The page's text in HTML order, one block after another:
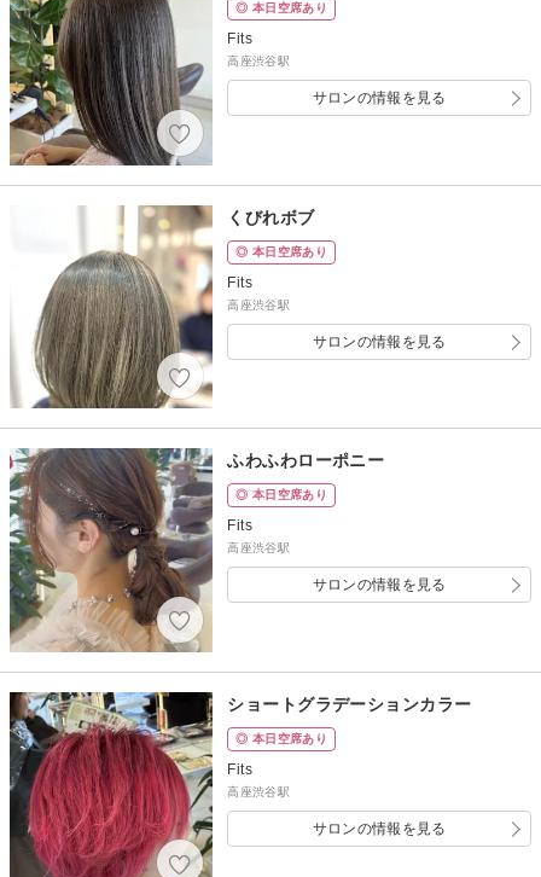
◎ 本日空席あり
Fits
高座渋谷駅
サロンの情報を見る
くびれボブ
◎ 本日空席あり
Fits
高座渋谷駅
サロンの情報を見る
ふわふわローポニー
◎ 本日空席あり
Fits
高座渋谷駅
サロンの情報を見る
ショートグラデーションカラー
◎ 本日空席あり
Fits
高座渋谷駅
サロンの情報を見る